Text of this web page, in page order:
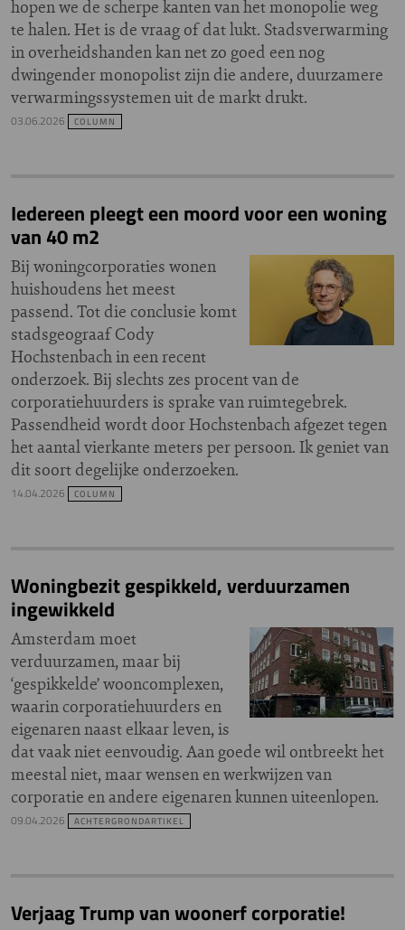
hopen we de scherpe kanten van het monopolie weg
te halen. Het is de vraag of dat lukt. Stadsverwarming
in overheidshanden kan net zo goed een nog
dwingender monopolist zijn die andere, duurzamere
verwarmingssystemen uit de markt drukt.
03.06.2026 COLUMN
Iedereen pleegt een moord voor een woning
van 40 m2
Bij woningcorporaties wonen
huishoudens het meest
passend. Tot die conclusie komt
stadsgeograaf Cody
Hochstenbach in een recent
onderzoek. Bij slechts zes procent van de
corporatiehuurders is sprake van ruimtegebrek.
Passendheid wordt door Hochstenbach afgezet tegen
het aantal vierkante meters per persoon. Ik geniet van
dit soort degelijke onderzoeken.
14.04.2026 COLUMN
Woningbezit gespikkeld, verduurzamen
ingewikkeld
Amsterdam moet
verduurzamen, maar bij
‘gespikkelde’ wooncomplexen,
waarin corporatiehuurders en
eigenaren naast elkaar leven, is
dat vaak niet eenvoudig. Aan goede wil ontbreekt het
meestal niet, maar wensen en werkwijzen van
corporatie en andere eigenaren kunnen uiteenlopen.
09.04.2026 ACHTERGRONDARTIKEL
Verjaag Trump van woonerf corporatie!